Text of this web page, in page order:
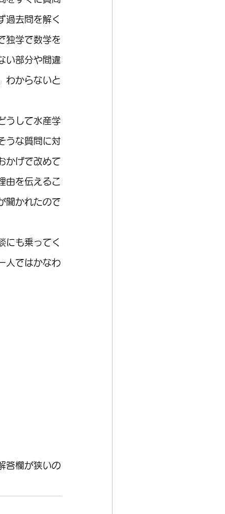
過去問を解く
独学で数学を
い部分や間違
わからないと
うして水産学
うな質問に対
かげで改めて
由を伝えるこ
聞かれたので
にも乗ってく
人ではかなわ
答欄が狭いの